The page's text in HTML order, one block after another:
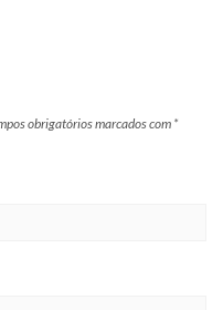
obrigatórios marcados com *